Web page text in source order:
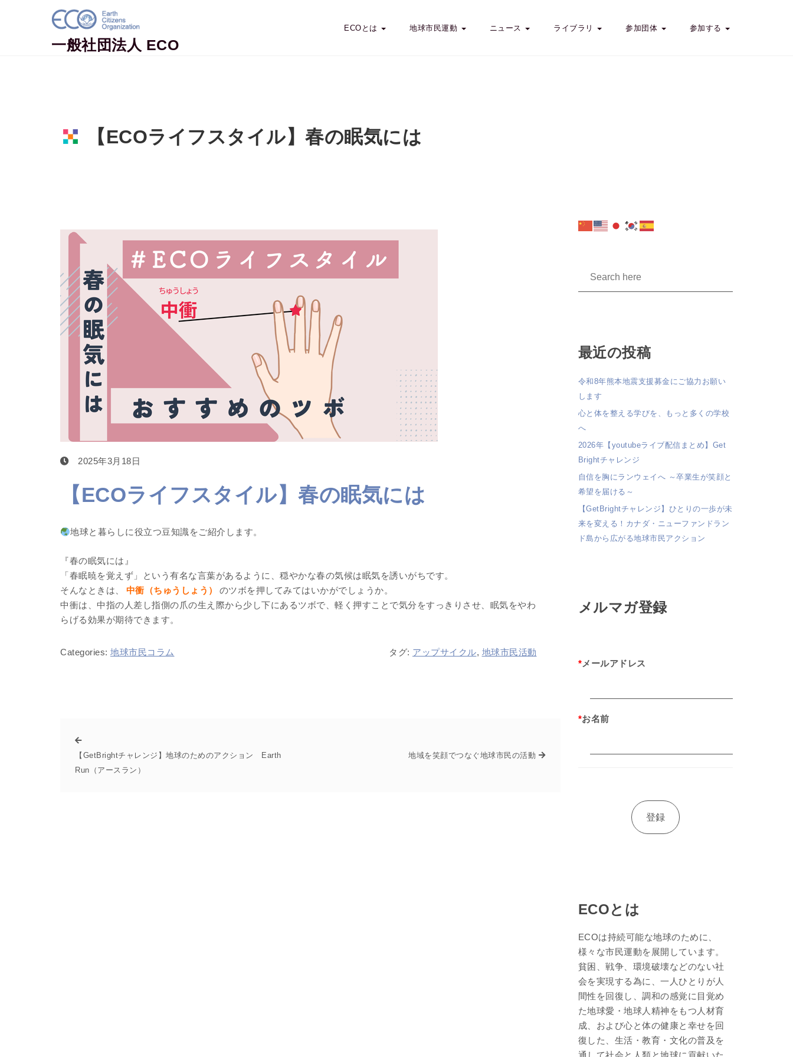
Skip to content
一般社団法人 ECO
ECOとは 地球市民運動 ニュース ライブラリ 参加団体 参加する
【ECOライフスタイル】春の眠気には
2025年3月18日
【ECOライフスタイル】春の眠気には
地球と暮らしに役立つ豆知識をご紹介します。
『春の眠気には』
「春眠暁を覚えず」という有名な言葉があるように、穏やかな春の気候は眠気を誘いがちです。
そんなときは、
中衝（ちゅうしょう）
のツボを押してみてはいかがでしょうか。
中衝は、中指の人差し指側の爪の生え際から少し下にあるツボで、軽く押すことで気分をすっきりさせ、眠気をやわ
らげる効果が期待できます。
Categories: 地球市民コラム タグ: アップサイクル, 地球市民活動
【GetBrightチャレンジ】地球のためのアクション Earth
Run（アースラン）
地域を笑顔でつなぐ地球市民の活動
最近の投稿
令和8年熊本地震支援募金にご協力お願い
します
心と体を整える学びを、もっと多くの学校
へ
2026年【youtubeライブ配信まとめ】Get
Brightチャレンジ
自信を胸にランウェイへ ～卒業生が笑顔と
希望を届ける～
【GetBrightチャレンジ】ひとりの一歩が未
来を変える！カナダ・ニューファンドラン
ド島から広がる地球市民アクション
メルマガ登録
*メールアドレス
*お名前
ECOとは
ECOは持続可能な地球のために、
様々な市民運動を展開しています。
貧困、戦争、環境破壊などのない社
会を実現する為に、一人ひとりが人
間性を回復し、調和の感覚に目覚め
た地球愛・地球人精神をもつ人材育
成、および心と体の健康と幸せを回
復した、生活・教育・文化の普及を